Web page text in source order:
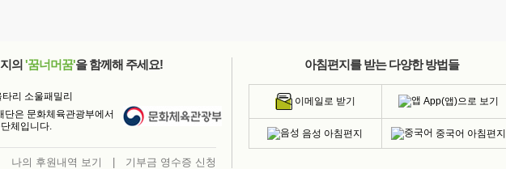
의 '꿈너머꿈'을 함께해 주세요!
타리 소울패밀리
단은 문화체육관광부에서
체입니다.
나의 후원내역 보기 기부금 영수증 신청
아침편지를 받는 다양한 방법들
이메일로 받기 App(앱)으로 보기
음성 아침편지 중국어 아침편지